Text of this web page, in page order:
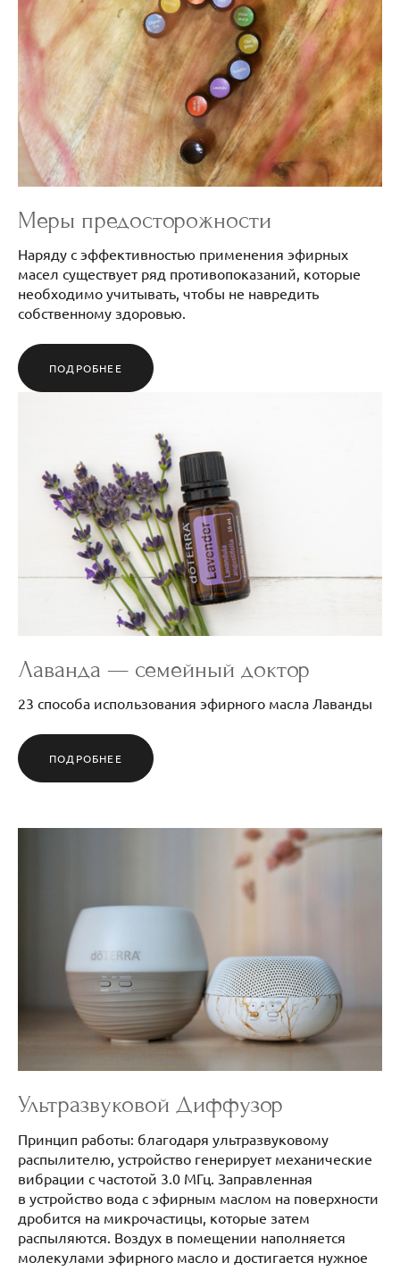
Меры предосторожности
Наряду с эффективностью применения эфирных
масел существует ряд противопоказаний, которые
необходимо учитывать, чтобы не навредить
собственному здоровью.
ПОДРОБНЕЕ
Лаванда — семейный доктор
23 способа использования эфирного масла Лаванды
ПОДРОБНЕЕ
Ультразвуковой Диффузор
Принцип работы: благодаря ультразвуковому
распылителю, устройство генерирует механические
вибрации с частотой 3.0 МГц. Заправленная
в устройство вода с эфирным маслом на поверхности
дробится на микрочастицы, которые затем
распыляются. Воздух в помещении наполняется
молекулами эфирного масло и достигается нужное